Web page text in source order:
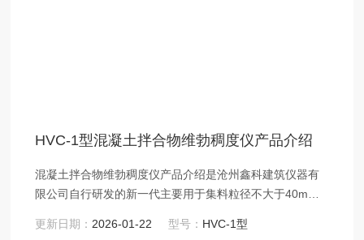
HVC-1型混凝土拌合物维勃稠度仪产品介绍
混凝土拌合物维勃稠度仪产品介绍是沧州鑫科建筑仪器有
限公司自行研发的新一代主要用于集料粒径不大于40mm
拌合物维勃稠度仪产品符合GB/T 50080、JG/T248-
更新日期： 2026-01-22 型号： HVC-1型